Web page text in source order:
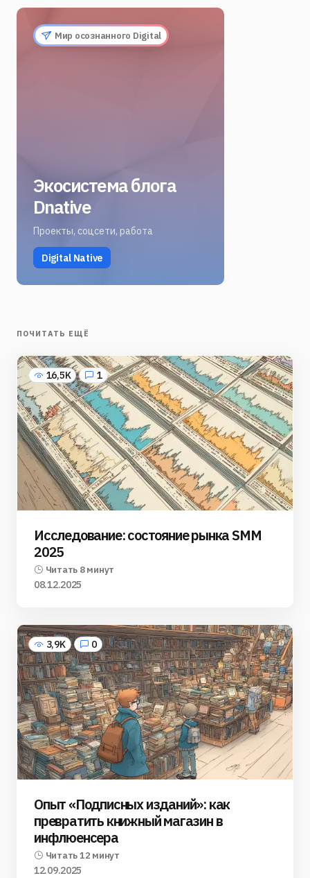
Мир осознанного Digital
Экосистема блога
Dnative
Проекты, соцсети, работа
Digital Native
ПОЧИТАТЬ ЕЩЁ
16,5K 1
Исследование: состояние рынка SMM
2025
Читать 8 минут
08.12.2025
3,9K 0
Опыт «Подписных изданий»: как
превратить книжный магазин в
инфлюенсера
Читать 12 минут
12.09.2025